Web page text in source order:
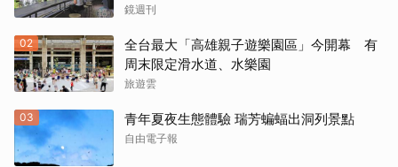
喝到讓人想再來
鏡週刊
02
全台最大「高雄親子遊樂園區」今開幕 有
周末限定滑水道、水樂園
旅遊雲
03 青年夏夜生態體驗 瑞芳蝙蝠出洞列景點
自由電子報